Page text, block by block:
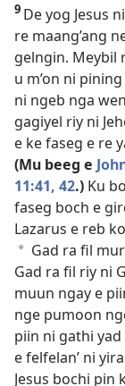
9 De yog Jesus
re maang’ang
gelngin. Meybil
u m’on ni
ni ngeb nga
gagiyel riy ni
e ke faseg e re
(Mu beeg e
11:41, 42.) Ku
faseg boch e
Lazarus e reb
* Gad ra fil
Gad ra fil riy ni
muun ngay e
nge pumoon
piin ni gathi
e felfelan’ ni
Jesus bochi pin